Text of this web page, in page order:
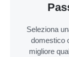
Seleziona
domestico
migliore